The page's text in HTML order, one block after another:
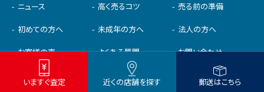
いますぐ査定 近くの店舗を探す 郵送はこちら
ニュース 高く売るコツ 売る前の準備
初めての⽅へ 未成年の⽅へ 法人の方へ
お客様の声 よくある質問 お問い合わせ
スマホ･タブレット買取